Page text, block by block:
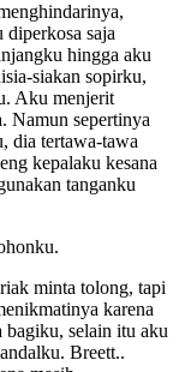
diperkosa saja
hingga aku
siakan sopirku,
Aku menjerit
Namun sepertinya
dia tertawa-tawa
kepalaku kesana
tanganku
minta tolong, tapi
karena
bagiku, selain itu aku
Breett..